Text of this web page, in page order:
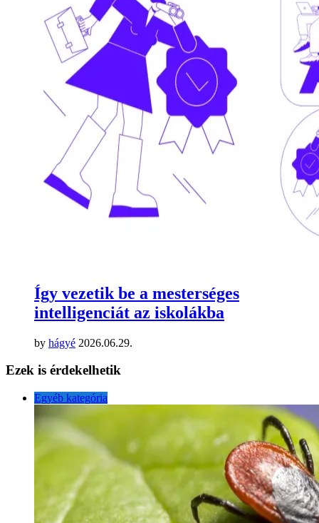
Így vezetik be a mesterséges
intelligenciát az iskolákba
by hágyé 2026.06.29.
Ezek is érdekelhetik
Egyéb kategória